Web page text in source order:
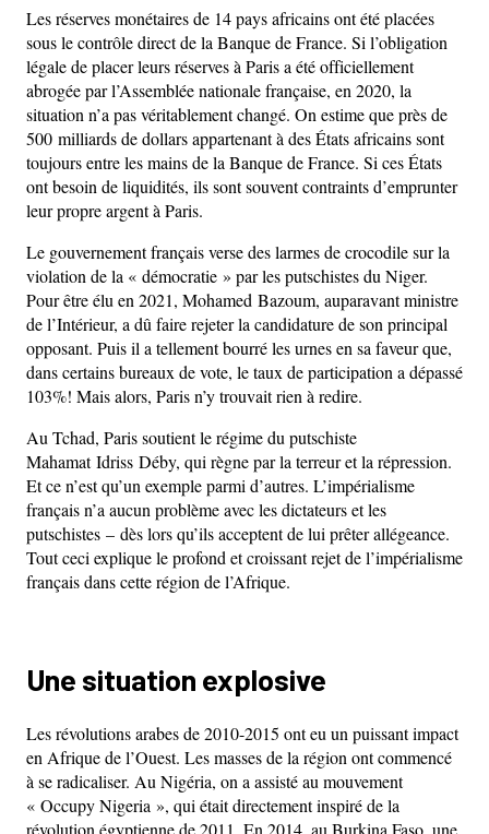
Les réserves monétaires de 14 pays africains ont été placées
sous le contrôle direct de la Banque de France. Si l’obligation
légale de placer leurs réserves à Paris a été officiellement
abrogée par l’Assemblée nationale française, en 2020, la
situation n’a pas véritablement changé. On estime que près de
500 milliards de dollars appartenant à des États africains sont
toujours entre les mains de la Banque de France. Si ces États
ont besoin de liquidités, ils sont souvent contraints d’emprunter
leur propre argent à Paris.
Le gouvernement français verse des larmes de crocodile sur la
violation de la « démocratie » par les putschistes du Niger.
Pour être élu en 2021, Mohamed Bazoum, auparavant ministre
de l’Intérieur, a dû faire rejeter la candidature de son principal
opposant. Puis il a tellement bourré les urnes en sa faveur que,
dans certains bureaux de vote, le taux de participation a dépassé
103%! Mais alors, Paris n’y trouvait rien à redire.
Au Tchad, Paris soutient le régime du putschiste
Mahamat Idriss Déby, qui règne par la terreur et la répression.
Et ce n’est qu’un exemple parmi d’autres. L’impérialisme
français n’a aucun problème avec les dictateurs et les
putschistes – dès lors qu’ils acceptent de lui prêter allégeance.
Tout ceci explique le profond et croissant rejet de l’impérialisme
français dans cette région de l’Afrique.
Une situation explosive
Les révolutions arabes de 2010-2015 ont eu un puissant impact
en Afrique de l’Ouest. Les masses de la région ont commencé
à se radicaliser. Au Nigéria, on a assisté au mouvement
« Occupy Nigeria », qui était directement inspiré de la